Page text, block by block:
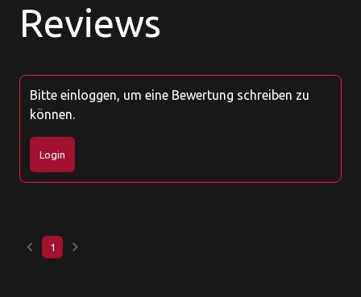
Reviews
Bitte einloggen, um eine Bewertung schreiben zu
können.
Login
keyboard_arrow_left 1 keyboard_arrow_right